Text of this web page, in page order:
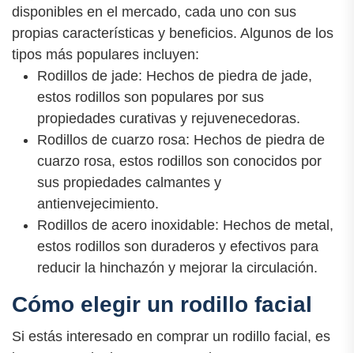
disponibles en el mercado, cada uno con sus
propias características y beneficios. Algunos de los
tipos más populares incluyen:
Rodillos de jade: Hechos de piedra de jade,
estos rodillos son populares por sus
propiedades curativas y rejuvenecedoras.
Rodillos de cuarzo rosa: Hechos de piedra de
cuarzo rosa, estos rodillos son conocidos por
sus propiedades calmantes y
antienvejecimiento.
Rodillos de acero inoxidable: Hechos de metal,
estos rodillos son duraderos y efectivos para
reducir la hinchazón y mejorar la circulación.
Cómo elegir un rodillo facial
Si estás interesado en comprar un rodillo facial, es